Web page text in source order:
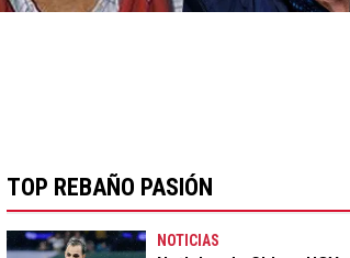
TOP REBAÑO PASIÓN
NOTICIAS